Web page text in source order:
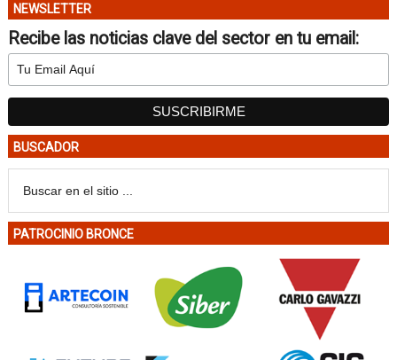
NEWSLETTER
Recibe las noticias clave del sector en tu email:
BUSCADOR
PATROCINIO BRONCE